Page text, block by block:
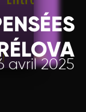
avril 2025